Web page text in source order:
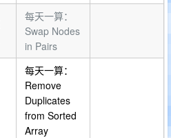
每天一算：
Swap Nodes
in Pairs
每天一算：
Remove
Duplicates
from Sorted
Array